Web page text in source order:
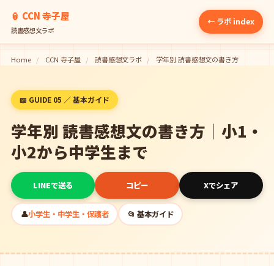
🏮 CCN 寺子屋
読書感想文ラボ
← ラボ index
Home / CCN 寺子屋 / 読書感想文ラボ / 学年別 読書感想文の書き方
📖 GUIDE 05 ／ 基本ガイド
学年別 読書感想文の書き方｜小1・
小2から中学生まで
LINEで送る コピー Xでシェア
👤小学生・中学生・保護者 📂 基本ガイド